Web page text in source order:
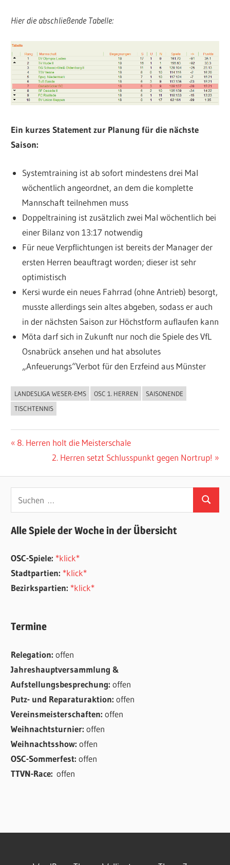
Hier die abschließende Tabelle:
Ein kurzes Statement zur Planung für die nächste
Saison:
Systemtraining ist ab sofort mindestens drei Mal
wöchentlich angeordnet, an dem die komplette
Mannschaft teilnehmen muss
Doppeltraining ist zusätzlich zwei Mal wöchentlich bei
einer Bilanz von 13:17 notwendig
Für neue Verpflichtungen ist bereits der Manager der
ersten Herren beauftragt worden; dieser ist sehr
optimistisch
Kersi wurde ein neues Fahrrad (ohne Antrieb) besorgt,
musste allerdings sein altes abgeben, sodass er auch
in der nächsten Saison zur Höchstform auflaufen kann
Möta darf sich in Zukunft nur noch die Spiele des VfL
Osnabrück ansehen und hat absolutes
„Anfeuerungs“Verbot für den Erzfeind aus Münster
ALLGEMEIN
LANDESLIGA WESER-EMS OSC 1. HERREN
SAISONENDE
TISCHTENNIS
Beitragsnavigation
Vorheriger
8. Herren holt die Meisterschale
Nächster
2. Herren setzt Schlusspunkt gegen Nortrup!
Suchen
Alle Spiele der Woche in der Übersicht
OSC-Spiele: *klick*
Stadtpartien: *klick*
Bezirkspartien: *klick*
Termine
Relegation:offen
Jahreshauptversammlung &
Aufstellungsbesprechung:offen
Putz- und Reparaturaktion:offen
Vereinsmeisterschaften:offen
Weihnachtsturnier:offen
Weihnachtsshow:offen
OSC-Sommerfest:offen
TTVN-Race:offen